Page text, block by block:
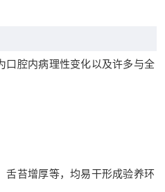
口腔内病理性变化以及许多与全
舌苔增厚等，均易干形成验养环